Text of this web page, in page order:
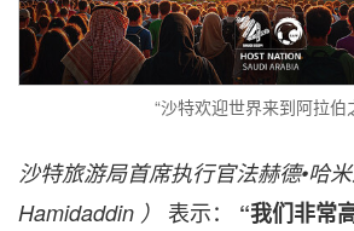
“沙特欢迎世界来到阿拉伯
沙特旅游局首席执行官法赫德•哈
Hamidaddin ） 表示： “我们非常